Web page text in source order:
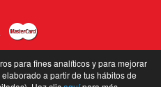
para fines analíticos y para mejorar
a partir de tus hábitos de